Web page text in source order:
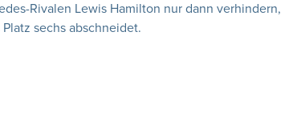
Rivalen Lewis Hamilton nur dann verhindern,
sechs abschneidet.